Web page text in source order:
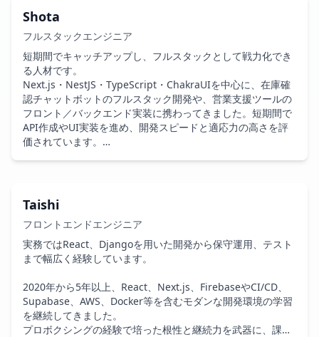
わってきたため、実装だけでなく「仕様と実装の間を整理す
る役割」でも力を発揮できます。エンドユーザーの声をもと
に改善へつなげた案件もあり、運用フェーズでの改善や追加
開発にも適性があります。
頼られると自然に動けるタイプで、コミュニケーションが柔
らかくチームの雰囲気を整える力があります。
既存チームへの合流／改修フェーズ／仕様整理が必要な案件
で特にマッチする人材です。
Shota
フルスタックエンジニア
短期間でキャッチアップし、フルスタックとして戦力化でき
る人材です。
Next.js・NestJS・TypeScript・ChakraUIを中心に、在庫確
認チャットボットのフルスタック開発や、営業支援ツールの
フロント／バックエンド実装に携わってきました。短期間で
API作成やUI実装を進め、開発スピードと適応力の高さを評
価されています。
技術を習得しながらすぐにアウトプットへつなげる力があ
り、プロジェクトへの合流もスムーズです。技術面だけでな
く、チームとのコミュニケーションも自然で、いつの間にか
メンバーから相談が集まる存在となっています。
済みのチームへの合流や、細かな実装タスクの裁定、API開
発の補強など幅広い役割を担えます。
安定した開発進行を支える“縁の下の力持ち”として機能する
タイプです。
Taishi
フロントエンドエンジニア
実務ではReact、Djangoを用いた開発から保守運用、テスト
まで幅広く経験しています。
2020年から5年以上、React、Next.js、FirebaseやCI/CD、
Supabase、AWS、Docker等を含むモダンな開発環境の学習
を継続してきました。
プロボクシングの経験で培った根性と継続力を武器に、課題